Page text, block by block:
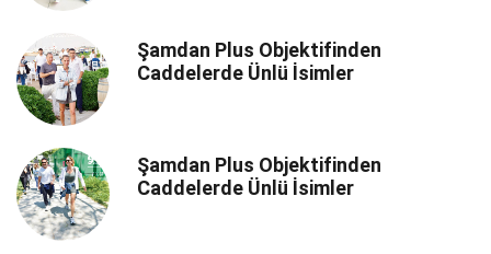
Şamdan Plus Objektifinden
Caddelerde Ünlü İsimler
Şamdan Plus Objektifinden
Caddelerde Ünlü İsimler